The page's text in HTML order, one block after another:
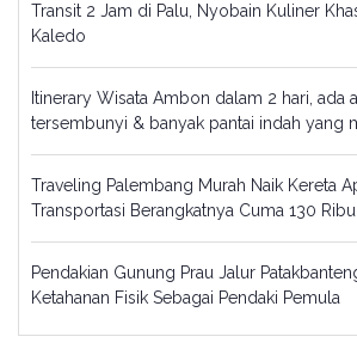
Transit 2 Jam di Palu, Nyobain Kuliner
Kaledo
Itinerary Wisata Ambon dalam 2 hari, ada
tersembunyi & banyak pantai indah yang
Traveling Palembang Murah Naik Kereta
Transportasi Berangkatnya Cuma 130 Ribu
Pendakian Gunung Prau Jalur
Ketahanan Fisik Sebagai Pendaki Pemula